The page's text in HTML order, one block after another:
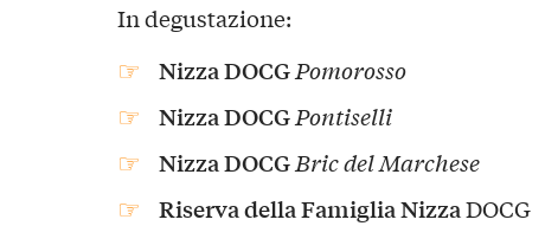
In degustazione:
Nizza DOCG Pomorosso
Nizza DOCG Pontiselli
Nizza DOCG Bric del Marchese
Riserva della Famiglia NizzaDOCG